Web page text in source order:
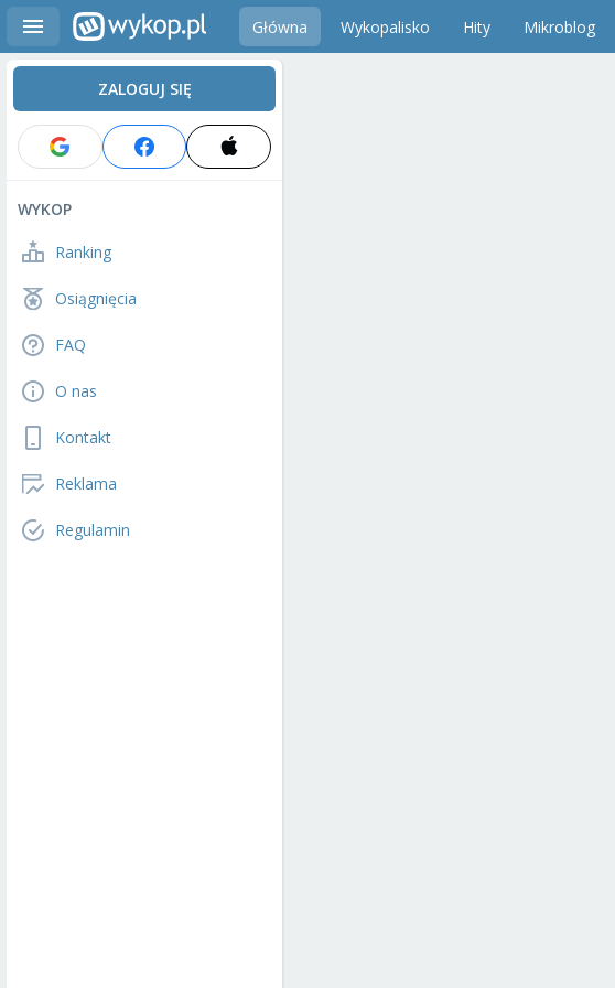
Główna Wykopalisko Hity Mikroblog
ZALOGUJ SIĘ
WYKOP
Ranking
Osiągnięcia
FAQ
O nas
Kontakt
Reklama
Regulamin